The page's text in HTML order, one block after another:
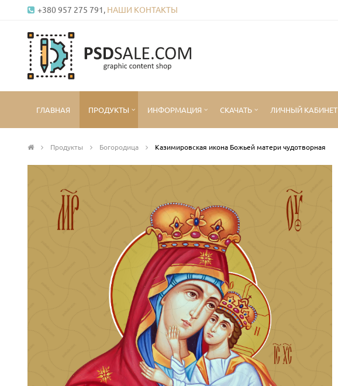
+380 957 275 791, НАШИ КОНТАКТЫ
ГЛАВНАЯ ПРОДУКТЫ ИНФОРМАЦИЯ СКАЧАТЬ ЛИЧНЫЙ КАБИНЕТ
Продукты Богородица Казимировская икона Божьей матери чудотворная